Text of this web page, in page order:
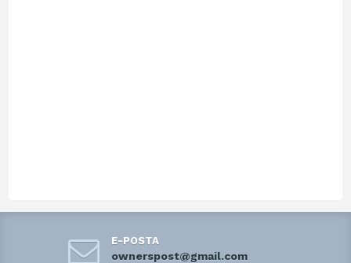
E-POSTA
ownerspost@gmail.com